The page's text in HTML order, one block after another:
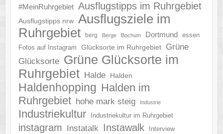
#MeinRuhrgebiet Ausflugstipps im Ruhrgebiet
Ausflugstipps nrw Ausflugsziele im
Ruhrgebiet
berg Berge Bochum Dortmund
essen
Fotos auf Instagram
Glücksorte im Ruhrgebiet
Grüne
Glücksorte Grüne Glücksorte im
Ruhrgebiet Halde Halden
Haldenhopping Halden im
Ruhrgebiet hohe mark steig Industrie
Industriekultur Industriekultur im Ruhrgebiet
instagram Instatalk Instawalk Interview